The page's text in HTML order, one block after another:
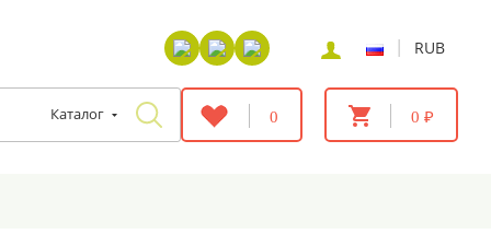
| RUB
Каталог 0 0 ₽